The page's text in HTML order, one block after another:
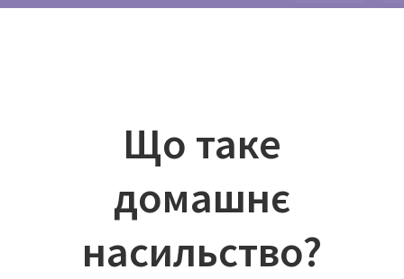
Що таке
домашнє
насильство?